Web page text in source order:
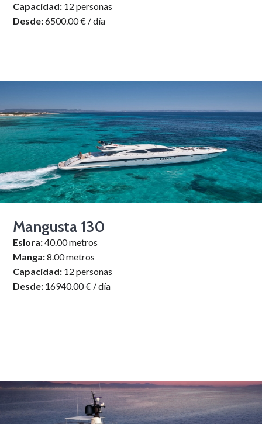
Capacidad: 12 personas
Desde:6500.00 € / día
Mangusta 130
Eslora:40.00 metros
Manga:8.00 metros
Capacidad: 12 personas
Desde: 16940.00 € / día